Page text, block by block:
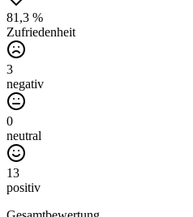
81,3 %
Zufriedenheit
3
negativ
0
neutral
13
positiv